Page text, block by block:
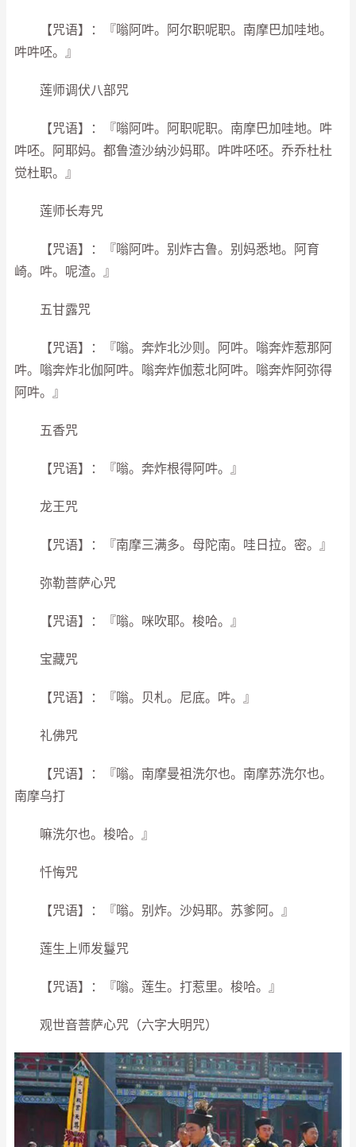
【咒语】：『嗡阿吽。阿尔职呢职。南摩巴加哇地。
吽吽呸。』
莲师调伏八部咒
【咒语】：『嗡阿吽。阿职呢职。南摩巴加哇地。吽
吽呸。阿耶妈。都鲁渣沙纳沙妈耶。吽吽呸呸。乔乔杜杜
觉杜职。』
莲师长寿咒
【咒语】：『嗡阿吽。别炸古鲁。别妈悉地。阿育
崎。吽。呢渣。』
五甘露咒
【咒语】：『嗡。奔炸北沙则。阿吽。嗡奔炸惹那阿
吽。嗡奔炸北伽阿吽。嗡奔炸伽惹北阿吽。嗡奔炸阿弥得
阿吽。』
五香咒
【咒语】：『嗡。奔炸根得阿吽。』
龙王咒
【咒语】：『南摩三满多。母陀南。哇日拉。密。』
弥勒菩萨心咒
【咒语】：『嗡。咪吹耶。梭哈。』
宝藏咒
【咒语】：『嗡。贝札。尼底。吽。』
礼佛咒
【咒语】：『嗡。南摩曼祖洗尔也。南摩苏洗尔也。
南摩乌打
嘛洗尔也。梭哈。』
忏悔咒
【咒语】：『嗡。别炸。沙妈耶。苏爹阿。』
莲生上师发鬘咒
【咒语】：『嗡。莲生。打惹里。梭哈。』
观世音菩萨心咒（六字大明咒）